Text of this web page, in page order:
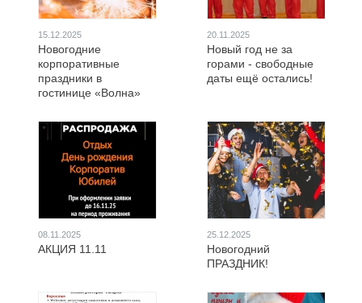
15.12.2025
Новогодние
корпоративные
праздники в
гостинице «Волна»
20.11.2025
Новый год не за
горами - свободные
даты ещё остались!
08.11.2025
АКЦИЯ 11.11
25.12.2025
Новогодний
ПРАЗДНИК!